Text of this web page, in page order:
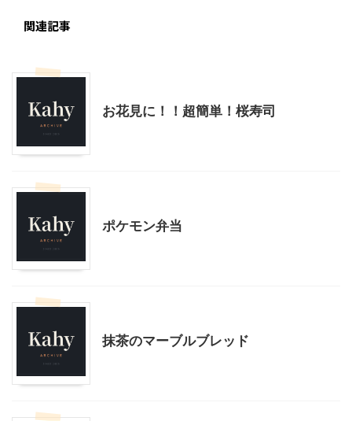
関連記事
お花見に！！超簡単！桜寿司
ポケモン弁当
抹茶のマーブルブレッド